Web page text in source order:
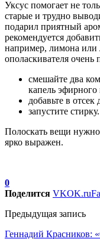
Уксус помогает не
старые и трудно
подарил приятный
рекомендуется
например, лимона или
ополаскивателя очень
смешайте два
капель эфирного
добавьте в
запустите стирку.
Полоскать вещи нужно
ярко выражен.
0
Поделится VKOK.ru
Предыдущая запись
Геннадий Красников: